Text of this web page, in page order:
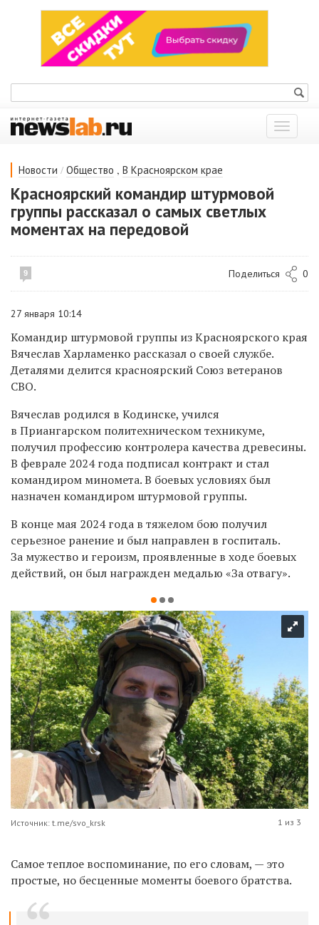
Показать
меню
Новости / Общество , В Красноярском крае
Красноярский командир штурмовой
группы рассказал о самых светлых
моментах на передовой
9 Поделиться 0
27 января 10:14
Командир штурмовой группы из Красноярского края
Вячеслав Харламенко рассказал о своей службе.
Деталями делится красноярский Союз ветеранов
СВО.
Вячеслав родился в Кодинске, учился
в Приангарском политехническом техникуме,
получил профессию контролера качества древесины.
В феврале 2024 года подписал контракт и стал
командиром миномета. В боевых условиях был
назначен командиром штурмовой группы.
В конце мая 2024 года в тяжелом бою получил
серьезное ранение и был направлен в госпиталь.
За мужество и героизм, проявленные в ходе боевых
действий, он был награжден медалью «За отвагу».
Источник: t.me/svo_krsk 1 из 3
Самое теплое воспоминание, по его словам, — это
простые, но бесценные моменты боевого братства.